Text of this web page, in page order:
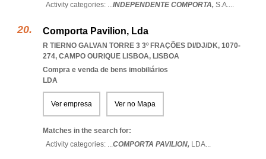
Activity categories: ...INDEPENDENTE COMPORTA, S.A....
Comporta Pavilion, Lda
R TIERNO GALVAN TORRE 3 3º FRAÇÕES DI/DJ/DK, 1070-
274, CAMPO OURIQUE LISBOA, LISBOA
Compra e venda de bens imobiliários
LDA
Ver empresa Ver no Mapa
Matches in the search for:
Activity categories: ...COMPORTA PAVILION, LDA...